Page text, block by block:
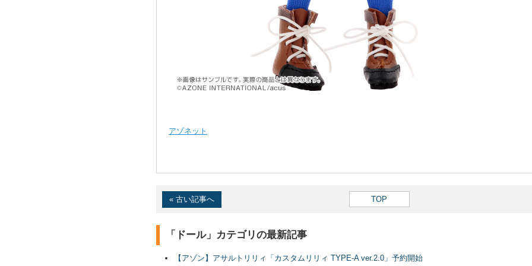
アゾネット
« 古い記事へ TOP
「ドール」カテゴリの最新記事
【アゾン】アサルトリリィ「カスタムリリィ TYPE-A ver.2.0」予約開始